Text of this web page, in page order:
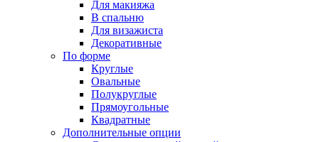
Для макияжа
В спальню
Для визажиста
Декоративные
По форме
Круглые
Овальные
Полукруглые
Прямоугольные
Квадратные
Дополнительные опции